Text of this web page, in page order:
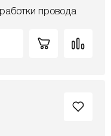
провода